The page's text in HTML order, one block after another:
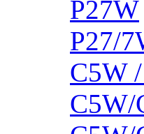
P27W
P27/
C5W
C5W/